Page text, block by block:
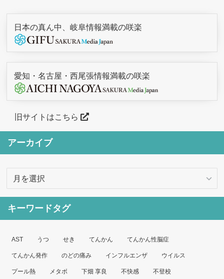
日本の真ん中、岐阜情報満載の咲楽
愛知・名古屋・西尾張情報満載の咲楽
旧サイトはこちら
アーカイブ
カ
イ
キーワードタグ
AST うつ せき てんかん てんかん性脳症
てんかん発作 のどの痛み インフルエンザ ウイルス
プール熱 メタボ 下畑 享良 不快感 不登校